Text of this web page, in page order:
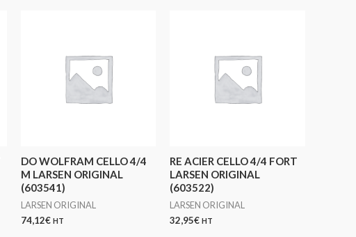
DO WOLFRAM CELLO 4/4
M LARSEN ORIGINAL
(603541)
LARSEN ORIGINAL
74,12€ HT
RE ACIER CELLO 4/4 FORT
LARSEN ORIGINAL
(603522)
LARSEN ORIGINAL
32,95€ HT